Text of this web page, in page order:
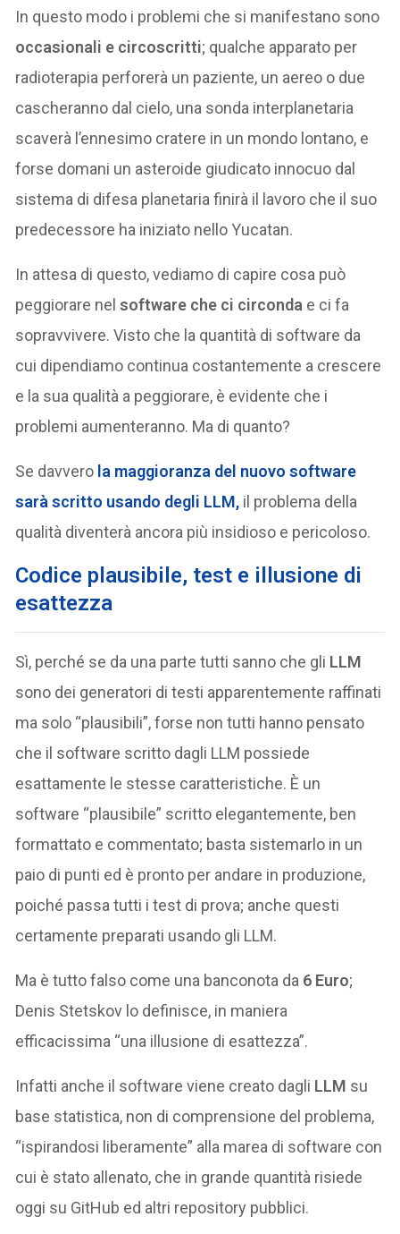
In questo modo i problemi che si manifestano sono
occasionali e circoscritti; qualche apparato per
radioterapia perforerà un paziente, un aereo o due
cascheranno dal cielo, una sonda interplanetaria
scaverà l’ennesimo cratere in un mondo lontano, e
forse domani un asteroide giudicato innocuo dal
sistema di difesa planetaria finirà il lavoro che il suo
predecessore ha iniziato nello Yucatan.
In attesa di questo, vediamo di capire cosa può
peggiorare nelsoftware che ci circonda e ci fa
sopravvivere. Visto che la quantità di software da
cui dipendiamo continua costantemente a crescere
e la sua qualità a peggiorare, è evidente che i
problemi aumenteranno. Ma di quanto?
Se davvero la maggioranza del nuovo software
sarà scritto usando degli LLM, il problema della
qualità diventerà ancora più insidioso e pericoloso.
Codice plausibile, test e illusione di
esattezza
Sì, perché se da una parte tutti sanno che gli LLM
sono dei generatori di testi apparentemente raffinati
ma solo “plausibili”, forse non tutti hanno pensato
che il software scritto dagli LLM possiede
esattamente le stesse caratteristiche. È un
software “plausibile” scritto elegantemente, ben
formattato e commentato; basta sistemarlo in un
paio di punti ed è pronto per andare in produzione,
poiché passa tutti i test di prova; anche questi
certamente preparati usando gli LLM.
Ma è tutto falso come una banconota da 6 Euro;
Denis Stetskov lo definisce, in maniera
efficacissima “una illusione di esattezza”.
Infatti anche il software viene creato dagli LLM su
base statistica, non di comprensione del problema,
“ispirandosi liberamente” alla marea di software con
cui è stato allenato, che in grande quantità risiede
oggi su GitHub ed altri repository pubblici.